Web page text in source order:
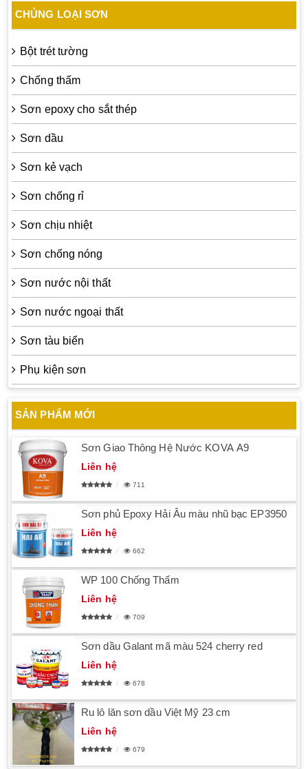
CHỦNG LOẠI SƠN
Bột trét tường
Chống thấm
Sơn epoxy cho sắt thép
Sơn dầu
Sơn kẻ vạch
Sơn chống rỉ
Sơn chịu nhiệt
Sơn chống nóng
Sơn nước nội thất
Sơn nước ngoại thất
Sơn tàu biển
Phụ kiện sơn
SẢN PHẨM MỚI
Sơn Giao Thông Hệ Nước KOVA A9
Liên hệ
711
Sơn phủ Epoxy Hải Âu màu nhũ bạc EP3950
Liên hệ
662
WP 100 Chống Thấm
Liên hệ
709
Sơn dầu Galant mã màu 524 cherry red
Liên hệ
678
Ru lô lăn sơn dầu Việt Mỹ 23 cm
Liên hệ
679